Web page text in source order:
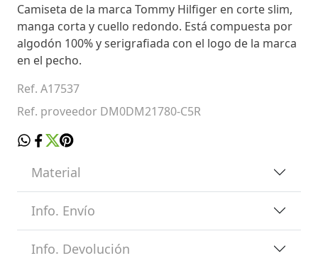
Camiseta de la marca Tommy Hilfiger en corte slim,
manga corta y cuello redondo. Está compuesta por
algodón 100% y serigrafiada con el logo de la marca
en el pecho.
Ref. A17537
Ref. proveedor DM0DM21780-C5R
Material
Info. Envío
Info. Devolución